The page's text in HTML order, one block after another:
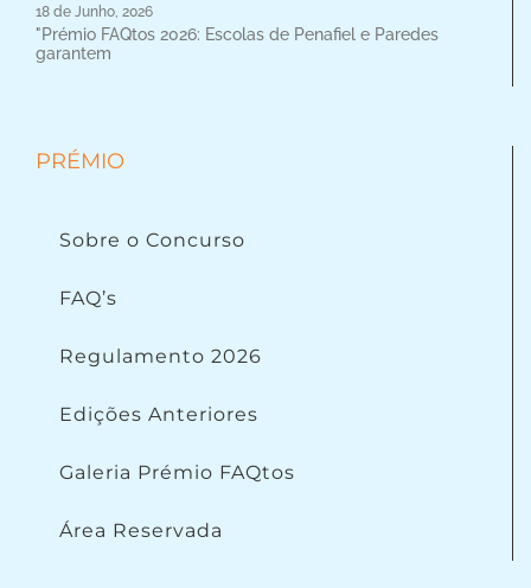
18 de Junho, 2026
"Prémio FAQtos 2026: Escolas de Penafiel e Paredes
garantem
PRÉMIO
Sobre o Concurso
FAQ’s
Regulamento 2026
Edições Anteriores
Galeria Prémio FAQtos
Área Reservada